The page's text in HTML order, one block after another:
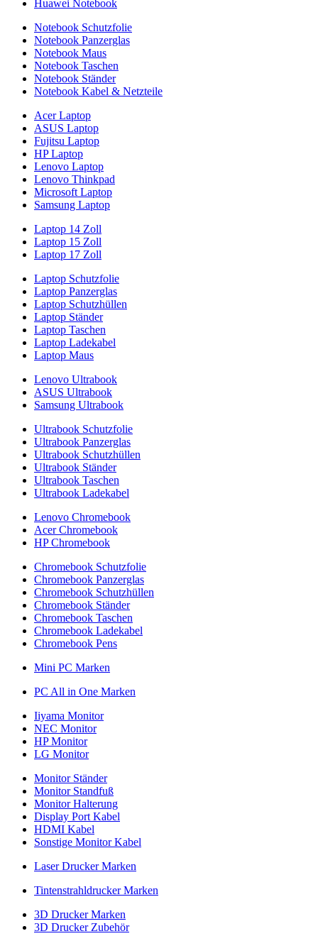
Huawei Notebook
Notebook Schutzfolie
Notebook Panzerglas
Notebook Maus
Notebook Taschen
Notebook Ständer
Notebook Kabel & Netzteile
Acer Laptop
ASUS Laptop
Fujitsu Laptop
HP Laptop
Lenovo Laptop
Lenovo Thinkpad
Microsoft Laptop
Samsung Laptop
Laptop 14 Zoll
Laptop 15 Zoll
Laptop 17 Zoll
Laptop Schutzfolie
Laptop Panzerglas
Laptop Schutzhüllen
Laptop Ständer
Laptop Taschen
Laptop Ladekabel
Laptop Maus
Lenovo Ultrabook
ASUS Ultrabook
Samsung Ultrabook
Ultrabook Schutzfolie
Ultrabook Panzerglas
Ultrabook Schutzhüllen
Ultrabook Ständer
Ultrabook Taschen
Ultrabook Ladekabel
Lenovo Chromebook
Acer Chromebook
HP Chromebook
Chromebook Schutzfolie
Chromebook Panzerglas
Chromebook Schutzhüllen
Chromebook Ständer
Chromebook Taschen
Chromebook Ladekabel
Chromebook Pens
Mini PC Marken
PC All in One Marken
Iiyama Monitor
NEC Monitor
HP Monitor
LG Monitor
Monitor Ständer
Monitor Standfuß
Monitor Halterung
Display Port Kabel
HDMI Kabel
Sonstige Monitor Kabel
Laser Drucker Marken
Tintenstrahldrucker Marken
3D Drucker Marken
3D Drucker Zubehör